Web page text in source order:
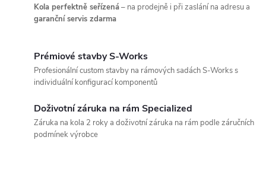
Kola perfektně seřízená– na prodejně i při zaslání na adresu a
garanční servis zdarma
Prémiové stavby S-Works
Profesionální custom stavby na rámových sadách S-Works s
individuální konfigurací komponentů
Doživotní záruka na rám Specialized
Záruka na kola 2 roky a doživotní záruka na rám podle záručních
podmínek výrobce